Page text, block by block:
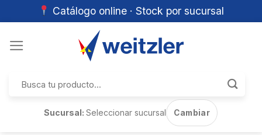
Catálogo online · Stock por sucursal
por:
Sucursal:Seleccionar sucursal Cambiar